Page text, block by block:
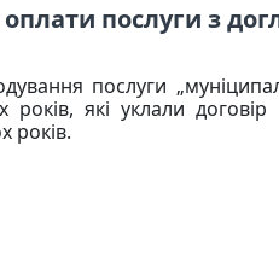
послуги з
послуги
років, які уклали
років.